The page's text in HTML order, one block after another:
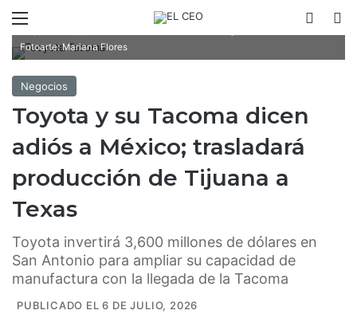
Toyota invertirá 3,600 millones de dólares en San Antonio para
Fotoarte: Mariana Flores
Negocios
Toyota y su Tacoma dicen
adiós a México; trasladará
producción de Tijuana a
Texas
Toyota invertirá 3,600 millones de dólares en
San Antonio para ampliar su capacidad de
manufactura con la llegada de la Tacoma
PUBLICADO EL 6 DE JULIO, 2026